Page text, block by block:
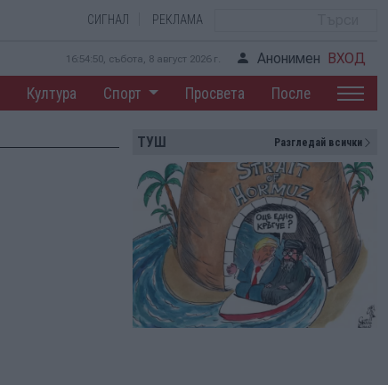
СИГНАЛ РЕКЛАМА
16:54:51, събота, 8 август 2026 г. Анонимен ВХОД
Култура Спорт Просвета После
ТУШ Разгледай всички